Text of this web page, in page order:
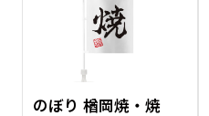
のぼり 楢岡焼・焼